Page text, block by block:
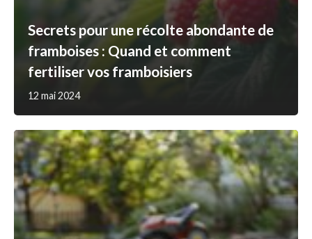
Secrets pour une récolte abondante de
framboises : Quand et comment
fertiliser vos framboisiers
12 mai 2024